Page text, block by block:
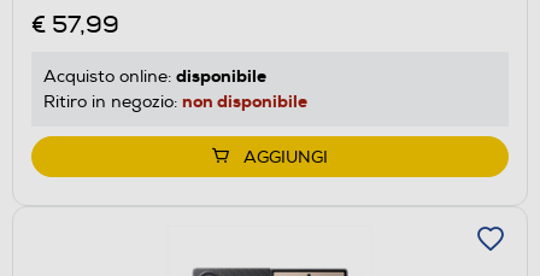
€ 57,99
Acquisto online: disponibile
Ritiro in negozio: non disponibile
AGGIUNGI